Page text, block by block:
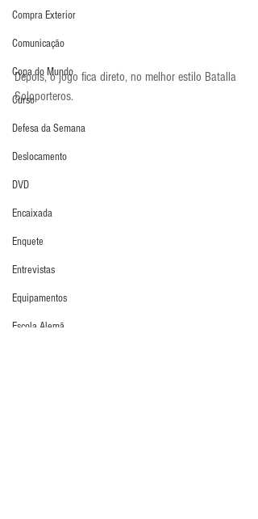
Compra Exterior
Comunicação
Copa do Mundo
Curso
Defesa da Semana
Deslocamento
DVD
Encaixada
Enquete
Entrevistas
Equipamentos
Escola Alemã
Depois, o jogo fica direto, no melhor estilo Batalla
Soloporteros.